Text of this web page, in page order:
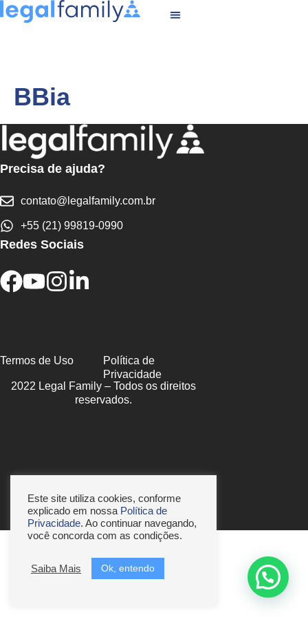
BBia
Precisa de ajuda?
contato@legalfamily.com.br
+55 (21) 99819-0990
Redes Sociais
Termos de Uso
Política de
Privacidade
2022 Legal Family – Todos os direitos
reservados.
Este site utiliza cookies, conforme
explicado em nossa Política de
Privacidade. Ao continuar navegando,
você concorda com as condições.
Saiba Mais Ok, entendo